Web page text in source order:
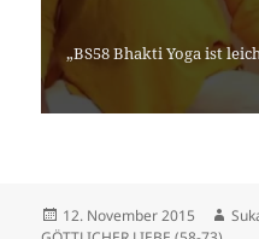
„BS58 Bhakti Yoga ist
Veröffentlicht
12. November 2015